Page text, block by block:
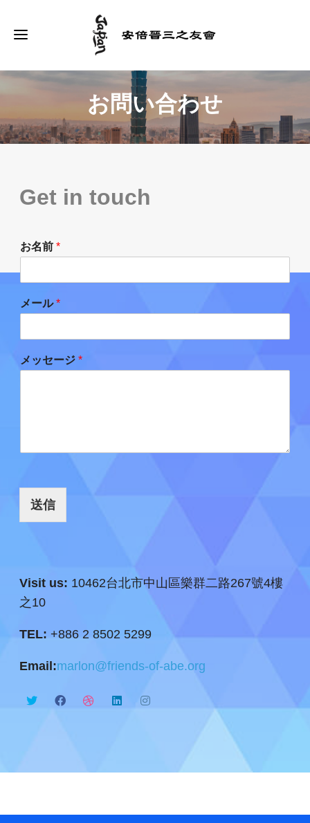
お問い合わせ
Get in touch
お名前*
メール*
メッセージ*
送信
Visit us: 10462台北市中山區樂群二路267號4樓
之10
TEL: +886 2 8502 5299
Email:marlon@friends-of-abe.org